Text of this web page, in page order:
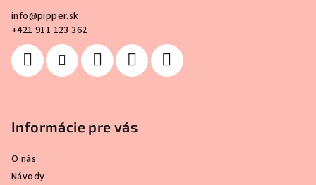
info@pipper.sk
+421 911 123 362
Informácie pre vás
O nás
Návody